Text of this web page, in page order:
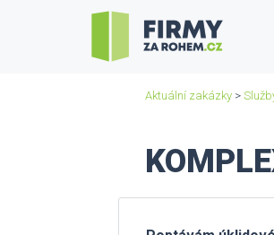
Aktuální zakázky >